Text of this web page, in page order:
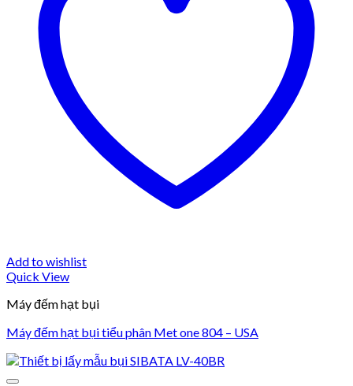
Add to wishlist
Quick View
Máy đếm hạt bụi
Máy đếm hạt bụi tiểu phân Met one 804 – USA